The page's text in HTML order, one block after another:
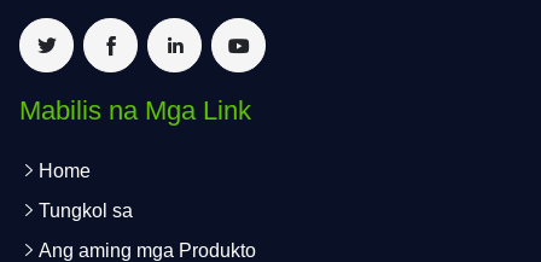
Mabilis na Mga Link
Home
Tungkol sa
Ang aming mga Produkto